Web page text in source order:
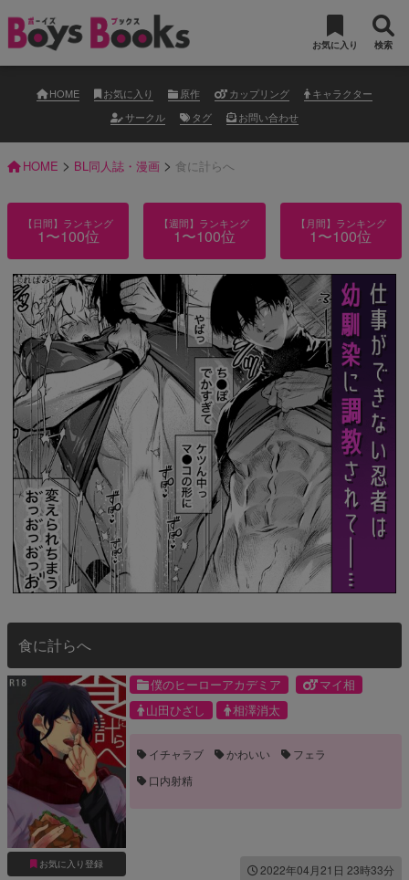
お気に入り 検索
HOME お気に入り 原作 カップリング
キャラクター
サークル
タグ お問い合わせ
HOME > BL同人誌・漫画 > 食に計らへ
【日間】ランキング
1〜100位
【週間】ランキング
1〜100位
【月間】ランキング
1〜100位
食に計らへ
お気に入り登録
僕のヒーローアカデミア
マイ相
山田ひざし
相澤消太
イチャラブ かわいい
フェラ
口内射精
2022年04月21日 23時33分